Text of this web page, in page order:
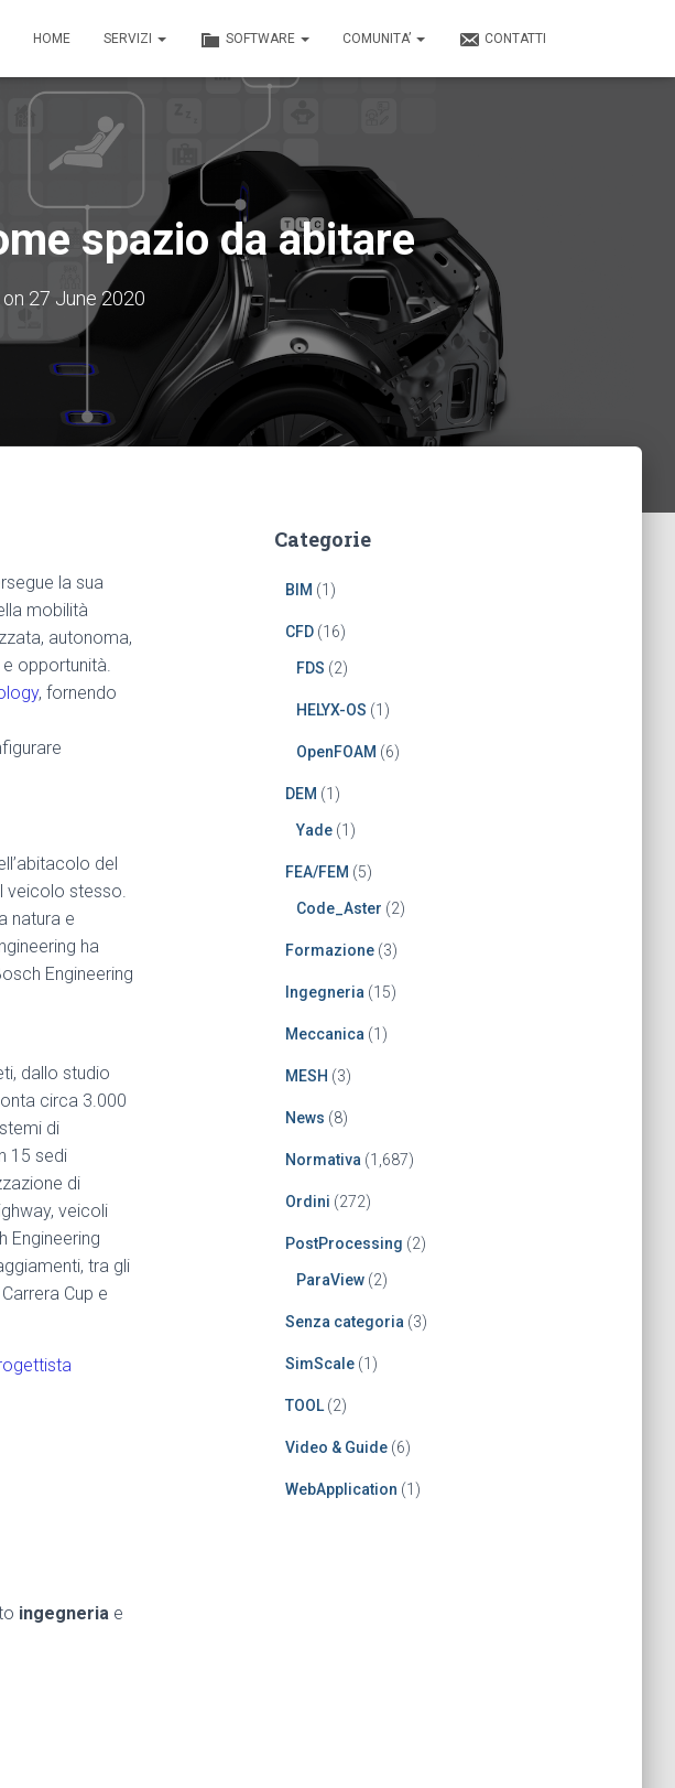
HOME SERVIZI SOFTWARE COMUNITA’ CONTATTI
spazio da abitare
on 27 June 2020
la sua
mobilità
autonoma,
opportunità.
, fornendo
del
veicolo stesso.
natura e
ngineering ha
dallo studio
circa 3.000
di
15 sedi
di
veicoli
Engineering
tra gli
Cup e
ingegneria e
Categorie
BIM (1)
CFD(16)
FDS (2)
HELYX-OS (1)
OpenFOAM (6)
DEM (1)
Yade(1)
FEA/FEM (5)
Code_Aster (2)
Formazione(3)
Ingegneria (15)
Meccanica (1)
MESH (3)
News (8)
Normativa (1,687)
Ordini (272)
PostProcessing (2)
ParaView(2)
Senza categoria (3)
SimScale(1)
TOOL(2)
Video & Guide(6)
WebApplication (1)